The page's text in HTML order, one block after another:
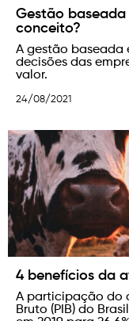
Gestão baseada
conceito?
A gestão baseada
decisões das
valor.
24/08/2021
4 benefícios da
A participação do
Bruto (PIB) do